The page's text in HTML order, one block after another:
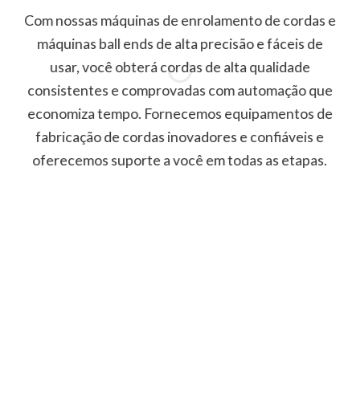
Com nossas máquinas de enrolamento de cordas e
máquinas ball ends de alta precisão e fáceis de
usar, você obterá cordas de alta qualidade
consistentes e comprovadas com automação que
economiza tempo. Fornecemos equipamentos de
fabricação de cordas inovadores e confiáveis e
oferecemos suporte a você em todas as etapas.